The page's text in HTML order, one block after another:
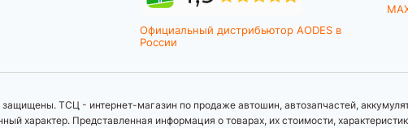
Официальный дистрибьютор AODES в
России
ТСЦ - интернет-магазин по продаже автошин, автозапчастей,
характер. Представленная информация о товарах, их стоимости,